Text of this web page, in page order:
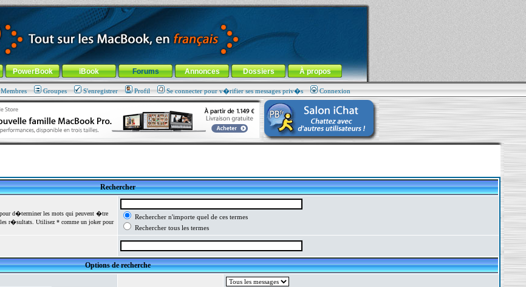
-Aller au menu de la rubrique
PowerBook iBook Forums Annonces Dossiers À propos
Groupes S'enregistrer Profil Se connecter pour v�rifier ses messages priv�s Connexion
Rechercher
pour d�terminer les mots qui peuvent �tre
r�sultats. Utilisez * comme un joker pour
Rechercher n'importe quel de ces termes
Rechercher tous les termes
Options de recherche